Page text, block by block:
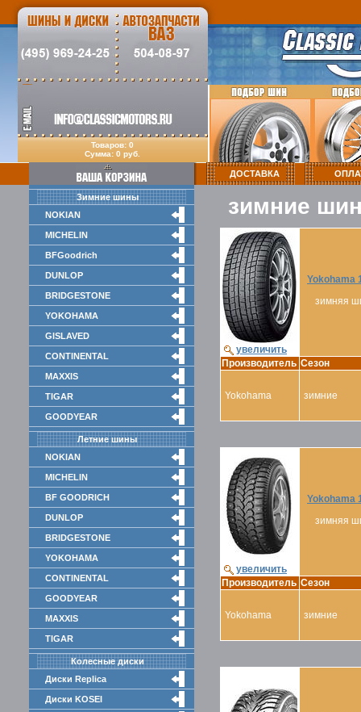
Товаров: 0
Сумма: 0 руб.
ДОСТАВКА
Зимние шины
NOKIAN
MICHELIN
BFGoodrich
DUNLOP
BRIDGESTONE
YOKOHAMA
GISLAVED
CONTINENTAL
MAXXIS
TIGAR
GOODYEAR
Летние шины
NOKIAN
MICHELIN
BF GOODRICH
DUNLOP
BRIDGESTONE
YOKOHAMA
CONTINENTAL
GOODYEAR
MAXXIS
TIGAR
Колесные диски
Диски Replica
Диски KOSEI
зимние
увеличить
Yokohama
зимняя
Производитель Сезон
Yokohama зимние
увеличить
Yokohama
зимняя
Производитель Сезон
Yokohama зимние